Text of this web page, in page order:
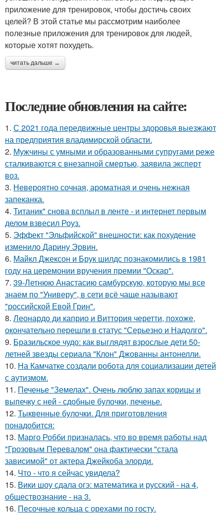
приложение для тренировок, чтобы достичь своих
целей? В этой статье мы рассмотрим наиболее
полезные приложения для тренировок для людей,
которые хотят похудеть.
читать дальше →
Последние обновления на сайте:
1. С 2021 года передвижные центры здоровья выезжают
на предприятия владимирской области.
2. Мужчины с умными и образованными супругами реже
сталкиваются с внезапной смертью, заявила эксперт
воз.
3. Невероятно сочная, ароматная и очень нежная
запеканка.
4. Титаник" снова всплыл в ленте - и интернет первым
делом взвесил Роуз.
5. Эффект "Эльфийской" внешности: как похудение
изменило Дарину Эрвин.
6. Майкл Джексон и Брук шилдс познакомились в 1981
году на церемонии вручения премии "Оскар".
7. 39-Летнюю Анастасию самбурскую, которую мы все
знаем по "Универу", в сети всё чаще называют
"российской Евой Грин".
8. Леонардо ди каприо и Виттория черетти, похоже,
окончательно перешли в статус "Серьезно и Надолго".
9. Бразильское чудо: как выглядят взрослые дети 50-
летней звезды сериала "Клон" Джованны антонелли.
10. На Камчатке создали робота для социализации детей
с аутизмом.
11. Печенье "Земелах". Очень люблю запах корицы и
выпечку с ней - сдобные булочки, печенье.
12. Тыквенные булочки. Для приготовления
понадобится:
13. Марго Робби призналась, что во время работы над
"Грозовым Перевалом" она фактически "стала
зависимой" от актера Джейкоба элорди.
14. Что - что я сейчас увидела?
15. Вики шоу сдала огэ: математика и русский - на 4,
обществознание - на 3.
16. Песочные кольца с орехами по госту.